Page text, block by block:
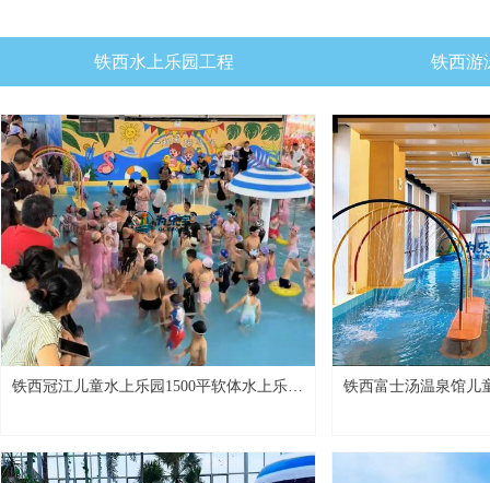
铁西冠江儿童水上乐园1500平软体水上乐园
铁西富士汤温泉馆儿
铁西水上乐园工程 铁西游